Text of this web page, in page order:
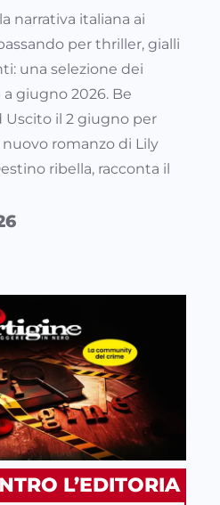
narrativa italiana ai
per thriller, gialli
una selezione dei
giugno 2026. Be
Uscito il 2 giugno per
romanzo di Lily
ribella, racconta il
L’EDITORIA